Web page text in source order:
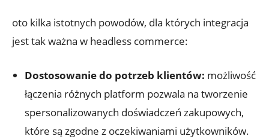
oto kilka istotnych powodów, ​dla których ⁤integracja
jest ‍tak ważna w headless commerce:
Dostosowanie do potrzeb klientów: możliwość
łączenia ⁢różnych platform ‌pozwala ⁢na⁢ tworzenie
spersonalizowanych doświadczeń zakupowych,
które są zgodne z oczekiwaniami użytkowników.